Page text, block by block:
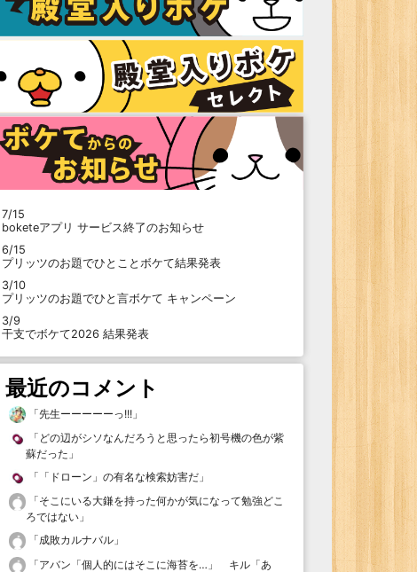
7/15
boketeアプリ サービス終了のお知らせ
6/15
プリッツのお題でひとことボケて結果発表
3/10
プリッツのお題でひと言ボケて キャンペーン
3/9
干支でボケて2026 結果発表
最近のコメント
「先生ーーーーーっ!!! 」
「 どの辺がシソなんだろうと思ったら初号機の色が紫
蘇だった 」
「 「ドローン」の有名な検索妨害だ 」
「そこにいる大鎌を持った何かが気になって勉強どこ
ろではない 」
「成敗カルナバル 」
「アバン「個人的にはそこに海苔を…」 キル「あ